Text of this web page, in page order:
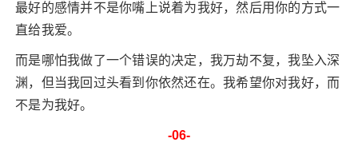
最好的感情并不是你嘴上说着为我好，然后用你的方式一
直给我爱。
而是哪怕我做了一个错误的决定，我万劫不复，我坠入深
渊，但当我回过头看到你依然还在。我希望你对我好，而
不是为我好。
-06-